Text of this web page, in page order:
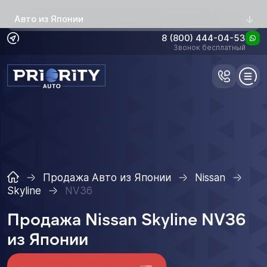
Авто из Японии
8 (800) 444-04-53
Звонок бесплатный
Продажа Авто из Японии
Nissan
Skyline
NV36
Продажа Nissan Skyline NV36
из Японии